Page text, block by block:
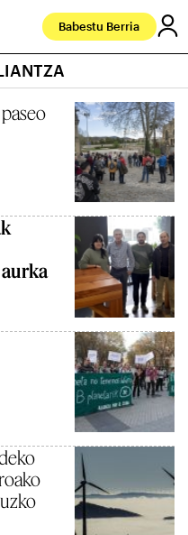
Babestu Berria